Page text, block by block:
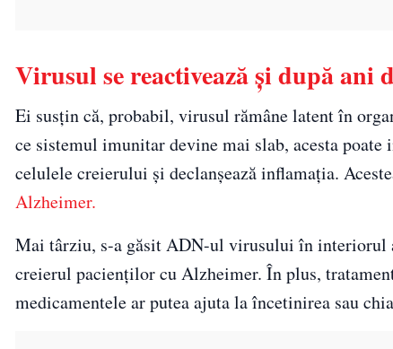
Virusul se reactivează și după ani
Ei susțin că, probabil, virusul rămâne latent în
ce sistemul imunitar devine mai slab, acesta
celulele creierului și declanșează inflamația.
Alzheimer.
Mai târziu, s-a găsit ADN-ul virusului în interiorul
creierul pacienților cu Alzheimer. În plus,
medicamentele ar putea ajuta la încetinirea sau